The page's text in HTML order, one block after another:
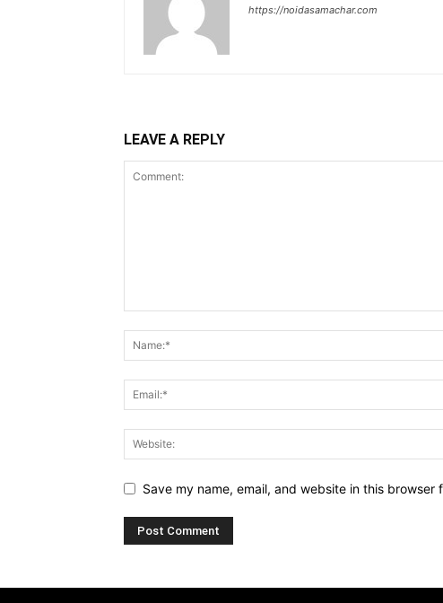
https://noidasamachar.com
LEAVE A REPLY
Save my name, email, and website in this browser